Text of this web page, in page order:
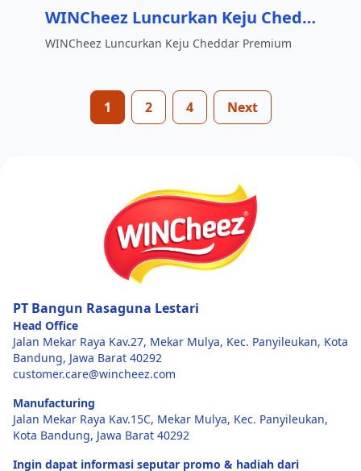
WINCheez Luncurkan Keju Cheddar Premium
WINCheez Luncurkan Keju Cheddar Premium
1 2 4 Next
PT Bangun Rasaguna Lestari
Head Office
Jalan Mekar Raya Kav.27, Mekar Mulya, Kec. Panyileukan, Kota
Bandung, Jawa Barat 40292
customer.care@wincheez.com
Manufacturing
Jalan Mekar Raya Kav.15C, Mekar Mulya, Kec. Panyileukan,
Kota Bandung, Jawa Barat 40292
Ingin dapat informasi seputar promo & hadiah dari